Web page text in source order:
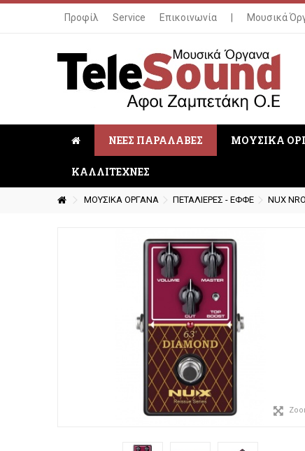
Προφίλ Service Επικοινωνία Μουσικά
ΝΕΕΣ ΠΑΡΑΛΑΒΕΣ ΜΟΥΣΙΚΑ
ΚΑΛΛΙΤΕΧΝΕΣ
ΜΟΥΣΙΚΑ ΟΡΓΑΝΑ ΠΕΤΑΛΙΕΡΕΣ - ΕΦΦΕ NUX